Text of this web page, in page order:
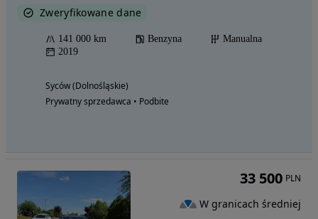
Zweryfikowane dane
141 000 km Benzyna
Manualna
2019
Syców (Dolnośląskie)
Prywatny sprzedawca • Podbite
33 500 PLN
W granicach średniej